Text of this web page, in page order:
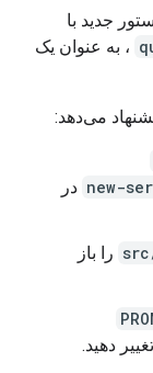
جدید با
، به عنوان یک
می‌دهد:
new- در
را باز
دهید.